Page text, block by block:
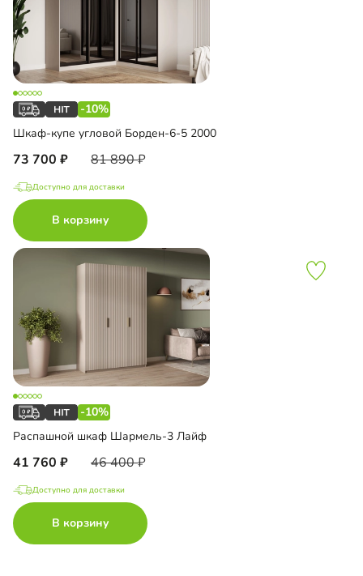
-10%
Шкаф-купе угловой Борден-6-5 2000
73 700 81 890
Доступно для доставки
В корзину
-10%
Распашной шкаф Шармель-3 Лайф
41 760 46 400
Доступно для доставки
В корзину